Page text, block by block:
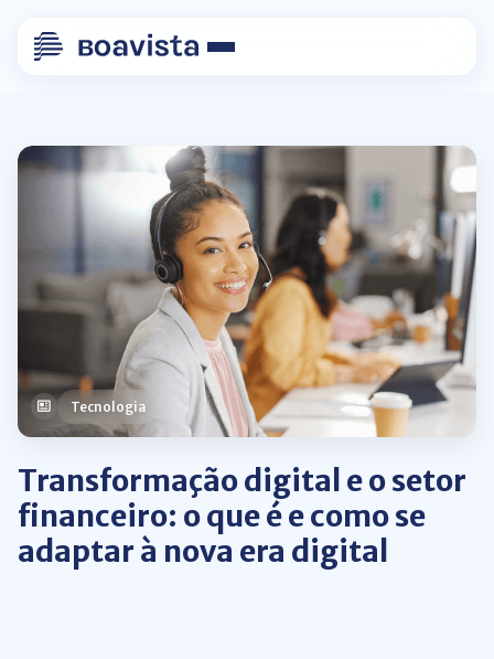
Tecnologia
Transformação digital e o setor
financeiro: o que é e como se
adaptar à nova era digital